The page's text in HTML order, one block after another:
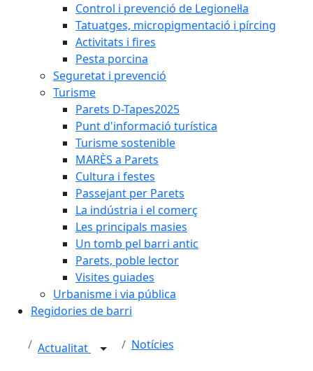
Control i prevenció de Legionel·la
Tatuatges, micropigmentació i pírcing
Activitats i fires
Pesta porcina
Seguretat i prevenció
Turisme
Parets D-Tapes2025
Punt d'informació turística
Turisme sostenible
MARÈS a Parets
Cultura i festes
Passejant per Parets
La indústria i el comerç
Les principals masies
Un tomb pel barri antic
Parets, poble lector
Visites guiades
Urbanisme i via pública
Regidories de barri
Actualitat Notícies